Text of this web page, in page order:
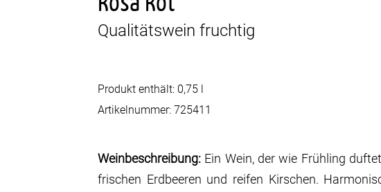
Qualitätswein fruchtig
Produkt enthält: 0,75
Artikelnummer:725411
Weinbeschreibung: Ein Wein, der wie Frühling
frischen Erdbeeren und reifen Kirschen.